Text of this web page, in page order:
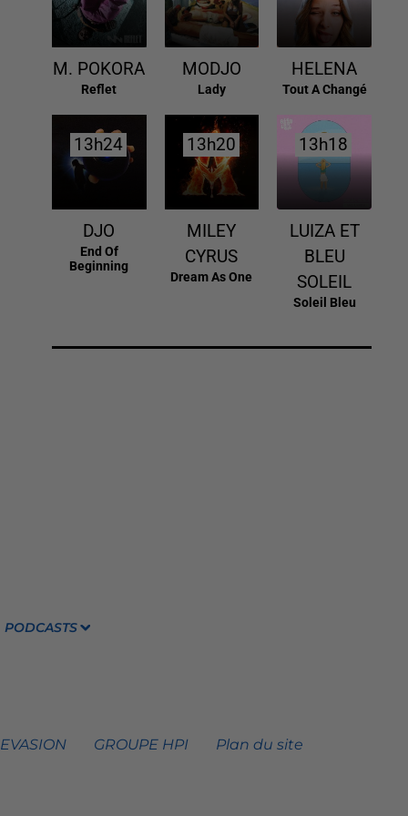
M. POKORA
Reflet
MODJO
Lady
HELENA
Tout A Changé
13h24
13h24
DJO
End Of
Beginning
13h20
13h20
MILEY
CYRUS
Dream As One
13h18
13h18
LUIZA ET
BLEU
SOLEIL
Soleil Bleu
PODCASTS
GROUPE HPI Plan du site